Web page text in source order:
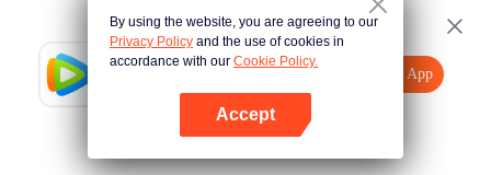
Tencent Video
Buka App
Ketik di sini cuba semula
By using the website, you are agreeing to our
Privacy Policy and the use of cookies in
accordance with our Cookie Policy.
Accept